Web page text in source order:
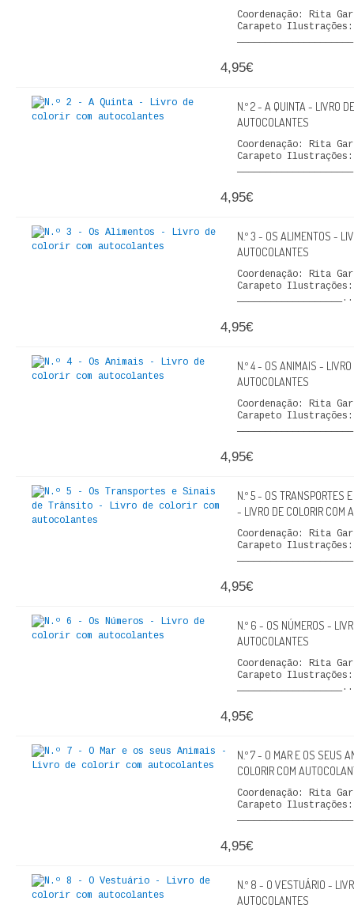
FICÇÃO E ROMANCE
REVISTA DEDALUS
COLEÇÃO ATENA
PROMOÇÕES
VER CARRINHO
Coordenação: Rita
Carapeto
4,95€
N.º 2 - A QUINTA - LIVRO
AUTOCOLANTES
Coordenação: Rita
Carapeto
4,95€
N.º 3 - OS ALIMENTOS -
AUTOCOLANTES
Coordenação: Rita
Carapeto
___________________..
4,95€
N.º 4 - OS ANIMAIS - LIVRO
AUTOCOLANTES
Coordenação: Rita
Carapeto
4,95€
N.º 5 - OS TRANSPORTES
- LIVRO DE COLORIR COM
Coordenação: Rita
Carapeto
4,95€
N.º 6 - OS NÚMEROS -
AUTOCOLANTES
Coordenação: Rita
Carapeto
___________________..
4,95€
N.º 7 - O MAR E OS SEUS
COLORIR COM
Coordenação: Rita
Carapeto
4,95€
N.º 8 - O VESTUÁRIO -
AUTOCOLANTES